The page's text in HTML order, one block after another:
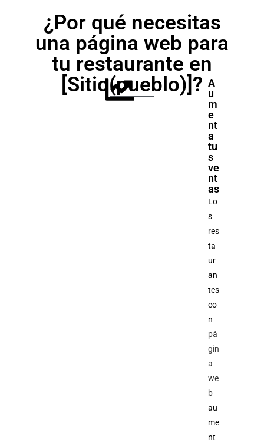
¿Por qué necesitas
una página web para
tu restaurante en
[Sitio(pueblo)]? A
u
m
e
nt
a
tu
s
ve
nt
as
Lo
s
res
ta
ur
an
tes
co
n
pá
gin
a
we
b
au
me
nt